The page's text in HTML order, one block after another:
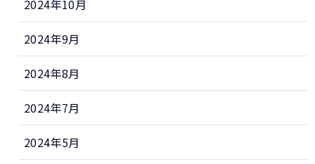
2024年10月
2024年9月
2024年8月
2024年7月
2024年5月